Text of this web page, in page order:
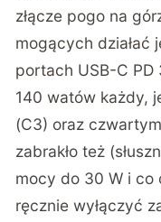
złącze pogo na
mogących działać
portach USB-C PD
140 watów każdy,
(C3) oraz
zabrakło też
mocy do 30 W i co
ręcznie wyłączyć